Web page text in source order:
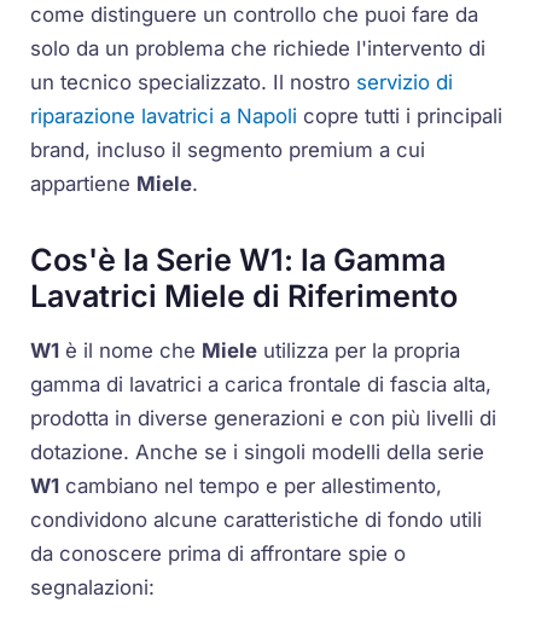
come distinguere un controllo che puoi fare da
solo da un problema che richiede l'intervento di
un tecnico specializzato. Il nostro servizio di
riparazione lavatrici a Napoli copre tutti i principali
brand, incluso il segmento premium a cui
appartiene Miele.
Cos'è la Serie W1: la Gamma
Lavatrici Miele di Riferimento
W1 è il nome che Miele utilizza per la propria
gamma di lavatrici a carica frontale di fascia alta,
prodotta in diverse generazioni e con più livelli di
dotazione. Anche se i singoli modelli della serie
W1 cambiano nel tempo e per allestimento,
condividono alcune caratteristiche di fondo utili
da conoscere prima di affrontare spie o
segnalazioni: